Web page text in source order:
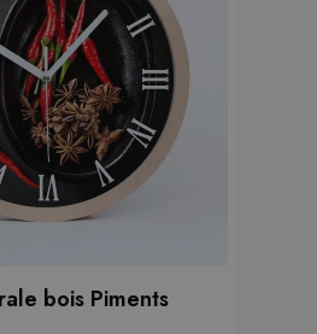
bois Piments